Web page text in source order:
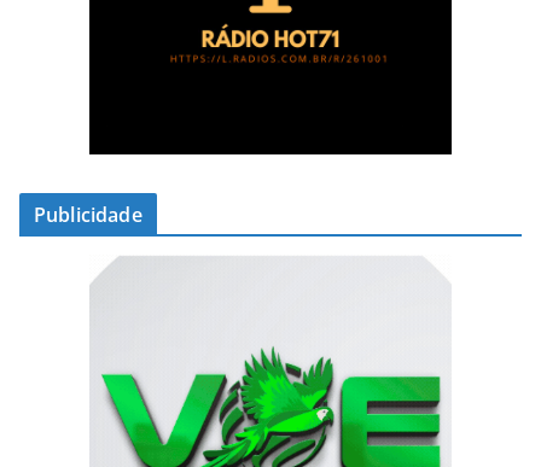
Publicidade